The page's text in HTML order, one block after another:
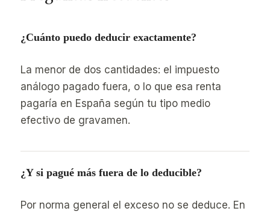
¿Cuánto puedo deducir exactamente?
La menor de dos cantidades: el impuesto
análogo pagado fuera, o lo que esa renta
pagaría en España según tu tipo medio
efectivo de gravamen.
¿Y si pagué más fuera de lo deducible?
Por norma general el exceso no se deduce. En